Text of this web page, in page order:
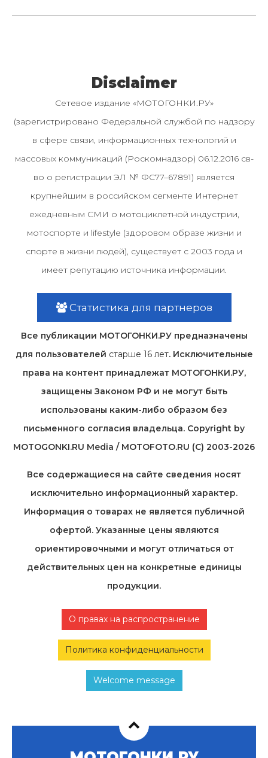
Disclaimer
Сетевое издание «МОТОГОНКИ.РУ»
(зарегистрировано Федеральной службой по надзору
в сфере связи, информационных технологий и
массовых коммуникаций (Роскомнадзор) 06.12.2016 св-
во о регистрации ЭЛ № ФС77–67891) является
крупнейшим в российском сегменте Интернет
ежедневным СМИ о мотоциклетной индустрии,
мотоспорте и lifestyle (здоровом образе жизни и
спорте в жизни людей), существует с 2003 года и
имеет репутацию источника информации.
Статистика для партнеров
Все публикации МОТОГОНКИ.РУ предназначены
для пользователей старше 16 лет. Исключительные
права на контент принадлежат МОТОГОНКИ.РУ,
защищены Законом РФ и не могут быть
использованы каким-либо образом без
письменного согласия владельца. Copyright by
MOTOGONKI.RU Media / MOTOFOTO.RU (C) 2003-2026
Все содержащиеся на cайте сведения носят
исключительно информационный характер.
Информация о товарах не является публичной
офертой. Указанные цены являются
ориентировочными и могут отличаться от
действительных цен на конкретные единицы
продукции.
О правах на распространение
Политика конфиденциальности
Welcome message